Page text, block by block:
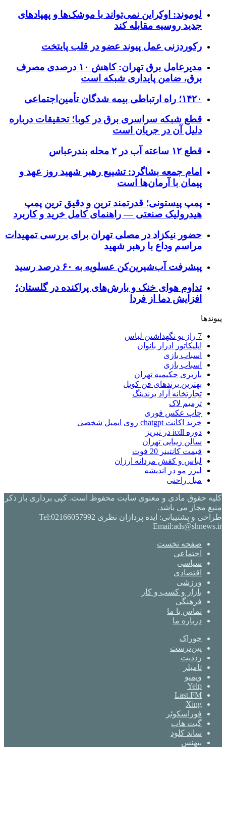
لوموند: اوکراین نمی‌تواند با موشک‌ها و پهپادهای
جدید روسیه مقابله کند
رکوردزنی عمل پیوند عضو در قلب پایتخت
مدیرعامل برق تهران: کاهش ۱۰ درصدی مصرف
برق، ضامن پایداری شبکه است
۱۴۲۰؛ راه ارتباطی بیمه شدگان تأمین‌اجتماعی
قطع شبکه سراسری برق در کوبا؛ تحقیقات درباره
دلیل آن در جریان است
قطع ۱۲ ساعته آب در ۲ محله بندرعباس
امام جمعه بشاگرد: تشییع رهبر شهید روز عهد و
پیمان با آرمان‌ها است
پمپ پیستونی؛ قدرتمند ترین و دقیق‌ ترین پمپ
هیدرولیک صنعتی — راهنمای کامل خرید و کاربرد
حضور نیکزاد در مصلی تهران برای بررسی تمهیدات
مراسم وداع با رهبر شهید
پیشرفت آب‌شیرین‌کن عسلویه به ۶۰ درصد رسید
تداوم هوای خنک و بارش‌های پراکنده در گلستان؛
افزایش دما از فردا
پیوندها
7 راز نو نگهداشتن لباس
اپلیکاتور ادرار بانوان
اسباب بازی
اسباب بازی
باربری حکیمیه تهران
بهترین برندهای فن کویل
تجارتخانه آراد برندینگ
ترمیم لاک
چاپ عکس فوری
خرید اکانت chatgpt روی ایمیل شخصی
دوره icdl در تبریز
سالن زیبایی تهران
قیمت کانتینر 20 فوت
لباس و کفش مردانه ارزان
لیزر مو در اندیشه
مبل راحتی
کلیه حقوق مادی و معنوی سایت محفوظ است. کپی برداری باز ذکر
منبع مجاز می باشد.
طراحی و پشتیبانی: ایده پردازان نظری Tel:02166057992
Email:ads@shnews.ir
صفحه نخست
اجتماعی
سیاسی
اقتصادی
ورزشی
بازار و کسب و کار
فرهنگی
تماس با ما
درباره ما
خوراک
‫پین‌ترست
‫رددیت
‫تامبلر
ویمیو
Yelp
Last.FM
Xing
فوراسکوئر
گیت ‌هاب
ساند کلود
بیهنس